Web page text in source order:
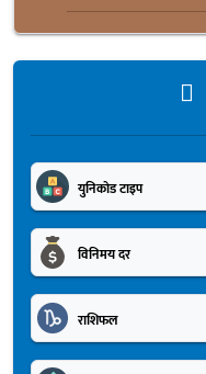
युनिकोड टाइप
विनिमय दर
राशिफल